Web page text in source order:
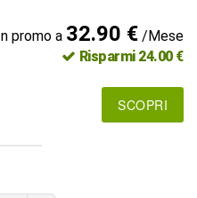
In promo a 32.90 €/Mese
Risparmi 24.00 €
SCOPRI